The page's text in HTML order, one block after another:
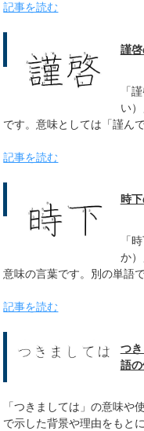
記事を読む
謹
「
い
です。意味としては「謹ん
記事を読む
時
「
か
意味の言葉です。別の単語
記事を読む
つ
語
「つきましては」の意味や
で示した背景や理由をもと